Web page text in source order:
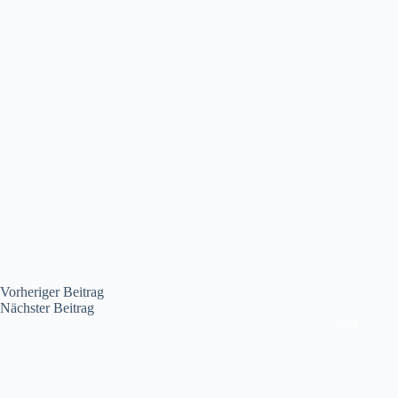
VorherigerBeitrag
NächsterBeitrag